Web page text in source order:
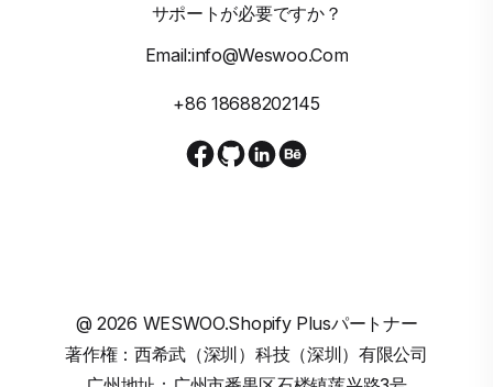
サポートが必要ですか？
Email:info@weswoo.com
+86 18688202145
@2026 WESWOO.Shopify Plusパートナー
著作権：西希武（深圳）科技（深圳）有限公司